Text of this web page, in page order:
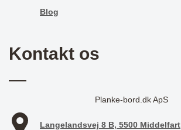
Blog
Kontakt os
Planke-bord.dk ApS
Langelandsvej 8 B, 5500 Middelfart